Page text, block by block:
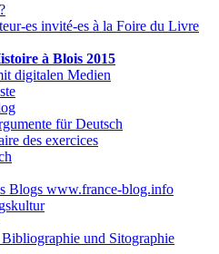
es invité-es à la Foire du Livre
à Blois 2015
digitalen Medien
für Deutsch
des exercices
Blogs www.france-blog.info
und Sitographie